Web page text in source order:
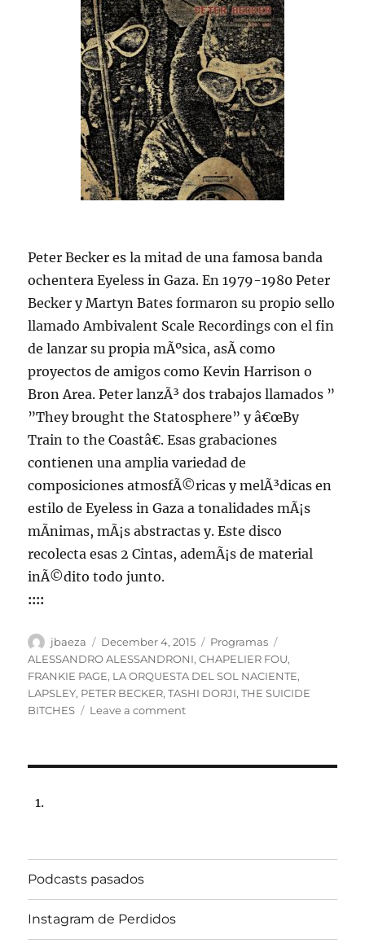
Peter Becker es la mitad de una famosa banda
ochentera Eyeless in Gaza. En 1979-1980 Peter
Becker y Martyn Bates formaron su propio sello
llamado Ambivalent Scale Recordings con el fin
de lanzar su propia mÃºsica, asÃ­ como
proyectos de amigos como Kevin Harrison o
Bron Area. Peter lanzÃ³ dos trabajos llamados ”
”They brought the Statosphere” y â€œBy
Train to the Coastâ€. Esas grabaciones
contienen una amplia variedad de
composiciones atmosfÃ©ricas y melÃ³dicas en
estilo de Eyeless in Gaza a tonalidades mÃ¡s
mÃ­nimas, mÃ¡s abstractas y. Este disco
recolecta esas 2 Cintas, ademÃ¡s de material
inÃ©dito todo junto.
::::
Author
jbaeza
Posted
on
December 4, 2015 Categories
Programas
ALESSANDRO ALESSANDRONI,CHAPELIER FOU,
FRANKIE PAGE, LA ORQUESTA DEL SOL NACIENTE,
LAPSLEY, PETER BECKER,TASHI DORJI,THE SUICIDE
BITCHES
Leave a commenton
Radio
22:00hrs.
Podcasts pasados
Instagram de Perdidos